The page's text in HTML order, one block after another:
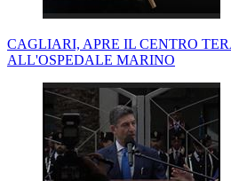
CAGLIARI, APRE IL CENTRO
ALL'OSPEDALE MARINO